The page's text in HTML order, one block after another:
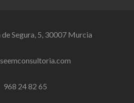
Segura, 5, 30007 Murcia
968 24 82 65